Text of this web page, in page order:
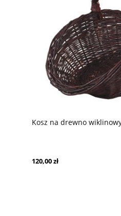
Kosz na drewno
120,00 zł